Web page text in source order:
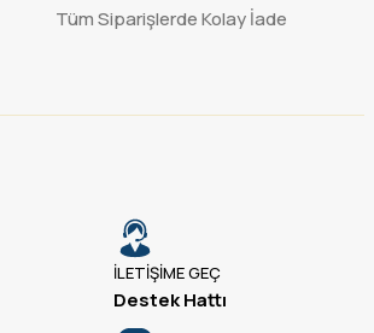
Tüm Siparişlerde Kolay İade
İLETİŞİME GEÇ
Destek Hattı